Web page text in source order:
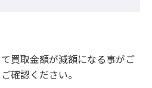
買取金額が減額になる事がご
確認ください。